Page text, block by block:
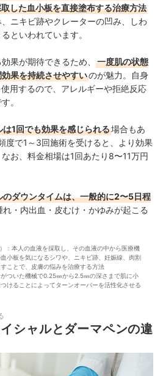
した血小板を直接塗布する治療方法
ニキビ跡やクレーターの凹み、しわ
といわれています。
果が期待できるため、
一度肌の状態
果を持続させやすいのが魅力。自身
用するので、アレルギーや拒絶反応
。
1回でも効果を感じられる場合もあ
度で1～3回施術を受けると、より効果
お、料金相場は1回あたり8〜11万円
ダウンタイムは、一般的に2〜5日程
・内出血・皮むけ・かゆみが起こる
：本人の血液を採取し、その血液の中から医療機
小板を気になるシワや、ニキビ跡、妊娠線、肉割
ことで、皮膚の悩みを治療する方法
ついた機械で0.25㎜から2.5㎜の深さまで肌に小
けることによってターンオーバーを活性化させる
シャルとダーマペンの違